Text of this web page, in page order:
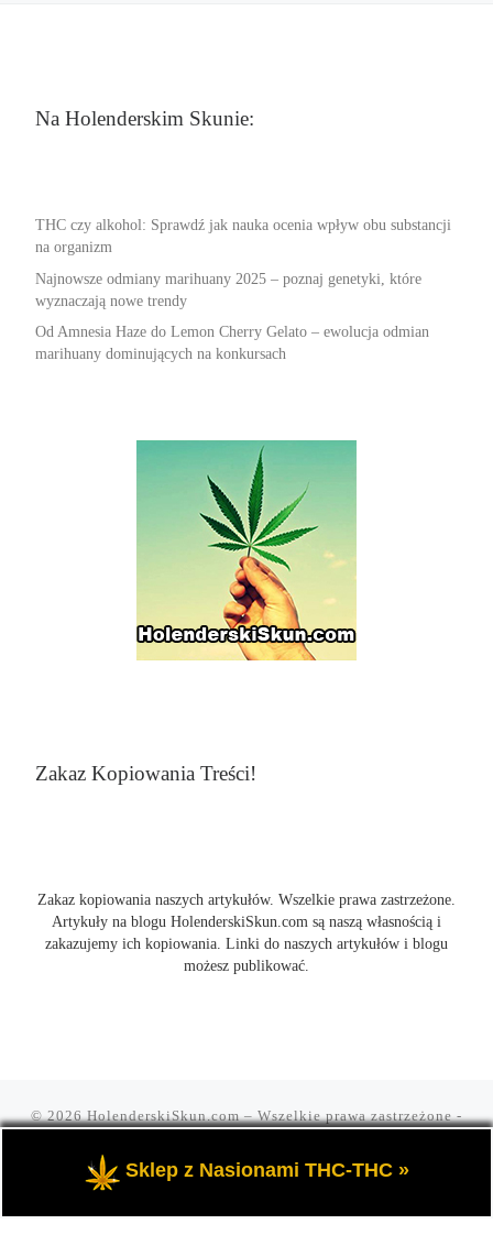
Na Holenderskim Skunie:
THC czy alkohol: Sprawdź jak nauka ocenia wpływ obu substancji
na organizm
Najnowsze odmiany marihuany 2025 – poznaj genetyki, które
wyznaczają nowe trendy
Od Amnesia Haze do Lemon Cherry Gelato – ewolucja odmian
marihuany dominujących na konkursach
Zakaz Kopiowania Treści!
Zakaz kopiowania naszych artykułów. Wszelkie prawa zastrzeżone.
Artykuły na blogu HolenderskiSkun.com są naszą własnością i
zakazujemy ich kopiowania. Linki do naszych artykułów i blogu
możesz publikować.
© 2026HolenderskiSkun.com– Wszelkie prawa zastrzeżone-
Blog HolenderskiSkun to portal o marihuanie i konopi indyjskiej
THC oraz cannabis CBD.
Sklep z Nasionami THC-THC »